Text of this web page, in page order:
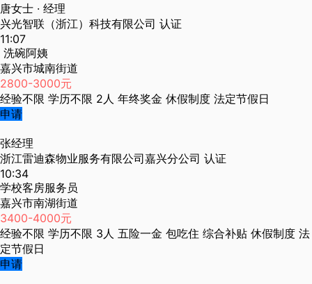
唐女士 · 经理
兴光智联（浙江）科技有限公司 认证
11:07
洗碗阿姨
嘉兴市城南街道
2800-3000元
经验不限 学历不限 2人 年终奖金 休假制度 法定节假日
申请
张经理
浙江雷迪森物业服务有限公司嘉兴分公司 认证
10:34
学校客房服务员
嘉兴市南湖街道
3400-4000元
经验不限 学历不限 3人 五险一金 包吃住 综合补贴 休假制度 法
定节假日
申请